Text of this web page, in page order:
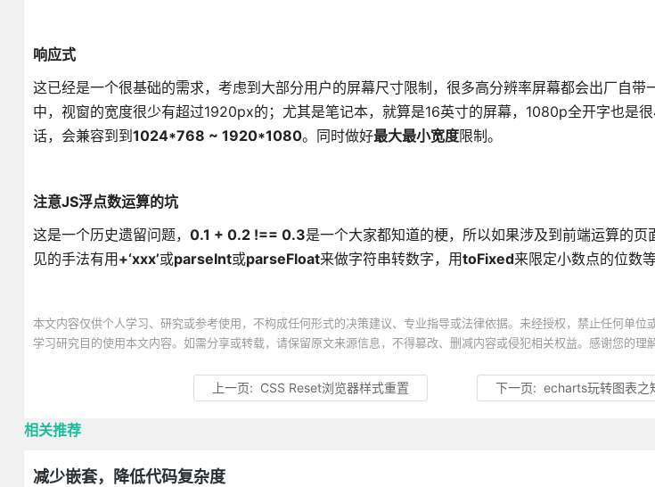
响应式
这已经是一个很基础的需求，考虑到大部分用户的屏幕尺寸限制，很多高分辨率屏幕都会出厂自带
中，视窗的宽度很少有超过1920px的；尤其是笔记本，就算是16英寸的屏幕，1080p全开字也是
话，会兼容到到 1024*768 ~ 1920*1080。同时做好最大最小宽度限制。
注意JS浮点数运算的坑
这是一个历史遗留问题， 0.1 + 0.2 !== 0.3是一个大家都知道的梗，所以如果涉及到前端运算的
见的手法有用 +‘xxx’或parseInt或parseFloat来做字符串转数字，用toFixed来限定小数点的位数等
本文内容仅供个人学习、研究或参考使用，不构成任何形式的决策建议、专业指导或法律依据。未经授权，禁止任何单位
学习研究目的使用本文内容。如需分享或转载，请保留原文来源信息，不得篡改、删减内容或侵犯相关权益。感谢您的理解
上一页: CSS Reset浏览器样式重置 下一页:echarts玩转图表之
相关推荐
减少嵌套，降低代码复杂度